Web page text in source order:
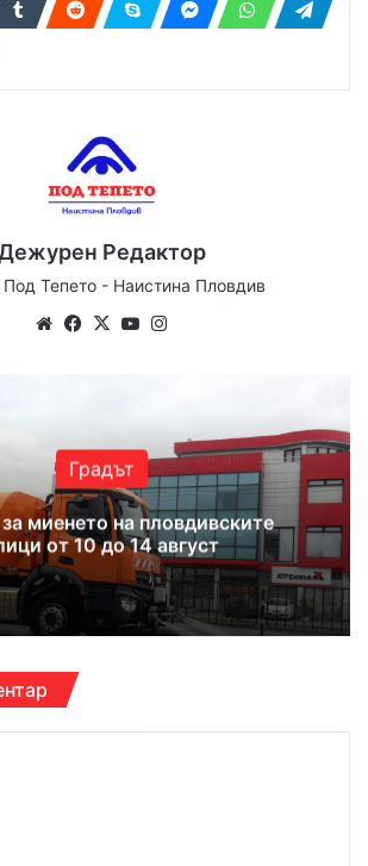
Редактор
Под Тепето - Наистина Пловдив
WebsiteFacebook
X YouTube
Градът
миенето на пловдивските
от 10 до 14 август